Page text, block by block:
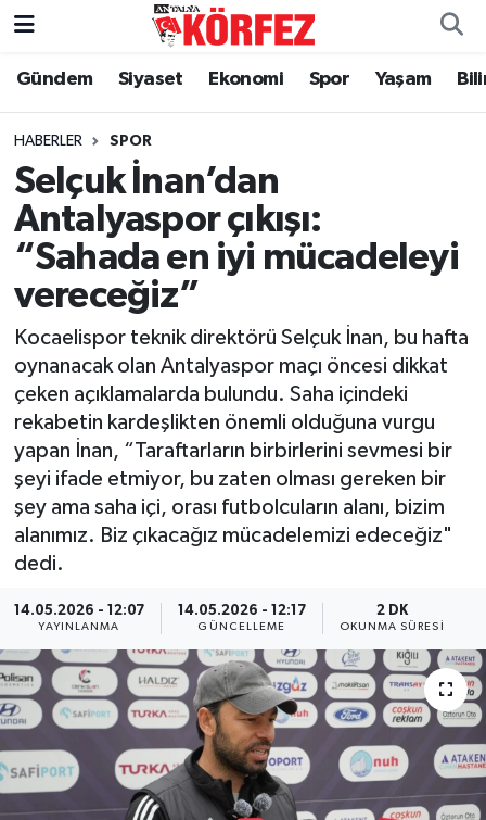
Gündem Siyaset Ekonomi Spor Yaşam
HABERLER SPOR
Selçuk İnan’dan
Antalyaspor çıkışı:
“Sahada en iyi mücadeleyi
vereceğiz”
Kocaelispor teknik direktörü Selçuk İnan, bu hafta
oynanacak olan Antalyaspor maçı öncesi dikkat
çeken açıklamalarda bulundu. Saha içindeki
rekabetin kardeşlikten önemli olduğuna vurgu
yapan İnan, “Taraftarların birbirlerini sevmesi bir
şeyi ifade etmiyor, bu zaten olması gereken bir
şey ama saha içi, orası futbolcuların alanı, bizim
alanımız. Biz çıkacağız mücadelemizi edeceğiz"
dedi.
14.05.2026 - 12:07
YAYINLANMA
14.05.2026 - 12:17
GÜNCELLEME
2 DK
OKUNMA SÜRESI
Gündem
Siyaset
Yerel Yönetim
Ekonomi
Spor
Yaşam
Asayiş
Dünya
Eğitim
Magazin
Turizm
Çevre
Kültür ve Sanat
Nöbetçi Eczaneler
Hava Durumu
Trafik Durumu
Süper Lig Puan Durumu ve Fikstür
Tüm Manşetler
Son Dakika Haberleri
Haber Arşivi